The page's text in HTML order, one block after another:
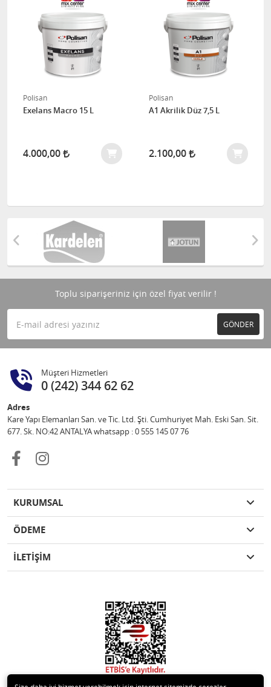
Polisan
Exelans Macro 15 L
4.000,00
Polisan
A1 Akrilik Düz 7,5 L
2.100,00
Toplu siparişeriniz için özel fiyat verilir !
GÖNDER
Müşteri Hizmetleri
0 (242) 344 62 62
Adres
Kare Yapı Elemanları San. ve Tic. Ltd. Şti. Cumhuriyet Mah. Eski San. Sit.
677. Sk. NO:42 ANTALYA whatsapp : 0 555 145 07 76
KURUMSAL
ÖDEME
İLETİŞİM